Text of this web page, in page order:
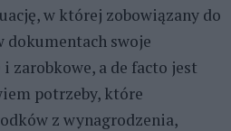
w której zobowiązany do
swoje
zarobkowe, a de facto jest
potrzeby, które
z wynagrodzenia,